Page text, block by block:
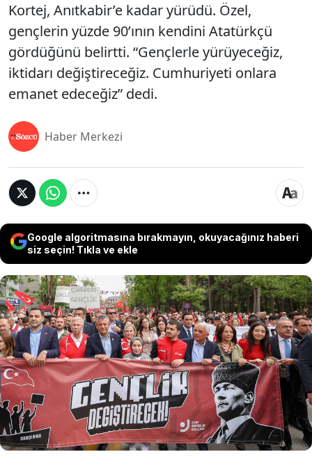
Kortej, Anıtkabir’e kadar yürüdü. Özel,
gençlerin yüzde 90’ının kendini Atatürkçü
gördüğünü belirtti. “Gençlerle yürüyeceğiz,
iktidarı değiştireceğiz. Cumhuriyeti onlara
emanet edeceğiz” dedi.
Haber Merkezi
Google algoritmasına bırakmayın, okuyacağınız haberi
siz seçin! Tıkla ve ekle
Özgür Özel, CHP Gençlik Kolları’nın düzenlediği
‘19 Mayıs Korteji’ne katıldı. Yanında, ABB Başkanı
Mansur Yavaş da vardı. Kortej, Anıtkabir’e kadar
yürüdü. Özel, gençlerin yüzde 90’ının kendini
Atatürkçü gördüğünü belirtti. “Gençlerle
yürüyeceğiz, iktidarı değiştireceğiz. Cumhuriyeti
onlara emanet edeceğiz” dedi.